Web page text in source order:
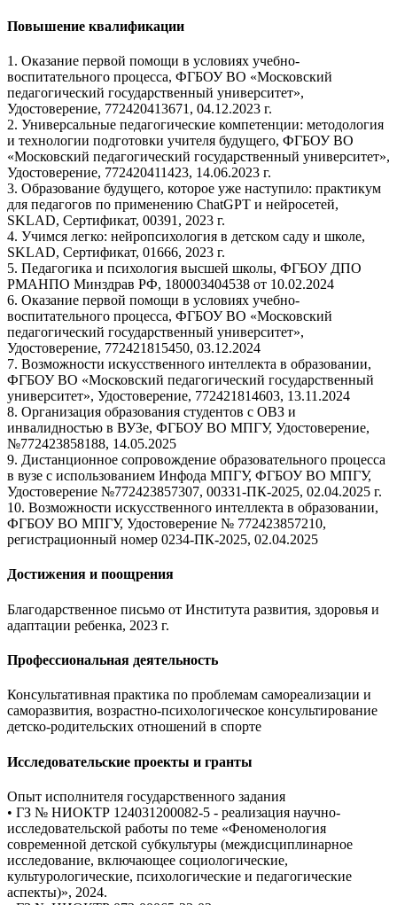
Повышение квалификации
1. Оказание первой помощи в условиях учебно-
воспитательного процесса, ФГБОУ ВО «Московский
педагогический государственный университет»,
Удостоверение, 772420413671, 04.12.2023 г.
2. Универсальные педагогические компетенции: методология
и технологии подготовки учителя будущего, ФГБОУ ВО
«Московский педагогический государственный университет»,
Удостоверение, 772420411423, 14.06.2023 г.
3. Образование будущего, которое уже наступило: практикум
для педагогов по применению ChatGPT и нейросетей,
SKLAD, Сертификат, 00391, 2023 г.
4. Учимся легко: нейропсихология в детском саду и школе,
SKLAD, Сертификат, 01666, 2023 г.
5. Педагогика и психология высшей школы, ФГБОУ ДПО
РМАНПО Минздрав РФ, 180003404538 от 10.02.2024
6. Оказание первой помощи в условиях учебно-
воспитательного процесса, ФГБОУ ВО «Московский
педагогический государственный университет»,
Удостоверение, 772421815450, 03.12.2024
7. Возможности искусственного интеллекта в образовании,
ФГБОУ ВО «Московский педагогический государственный
университет», Удостоверение, 772421814603, 13.11.2024
8. Организация образования студентов с ОВЗ и
инвалидностью в ВУЗе, ФГБОУ ВО МПГУ, Удостоверение,
№772423858188, 14.05.2025
9. Дистанционное сопровождение образовательного процесса
в вузе с использованием Инфода МПГУ, ФГБОУ ВО МПГУ,
Удостоверение №772423857307, 00331-ПК-2025, 02.04.2025 г.
10. Возможности искусственного интеллекта в образовании,
ФГБОУ ВО МПГУ, Удостоверение № 772423857210,
регистрационный номер 0234-ПК-2025, 02.04.2025
Достижения и поощрения
Благодарственное письмо от Института развития, здоровья и
адаптации ребенка, 2023 г.
Профессиональная деятельность
Консультативная практика по проблемам самореализации и
саморазвития, возрастно-психологическое консультирование
детско-родительских отношений в спорте
Исследовательские проекты и гранты
Опыт исполнителя государственного задания
• ГЗ № НИОКТР 124031200082-5 - реализация научно-
исследовательской работы по теме «Феноменология
современной детской субкультуры (междисциплинарное
исследование, включающее социологические,
культурологические, психологические и педагогические
аспекты)», 2024.